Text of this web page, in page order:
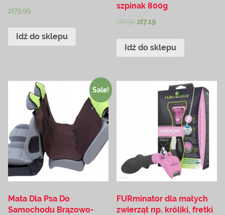
zł79.99
Idź do sklepu
szpinak 800g
zł7.90 zł7.19
Idź do sklepu
Sale!
Mata Dla Psa Do
Samochodu Brązowo-
FURminator dla małych
zwierząt np. króliki, fretki